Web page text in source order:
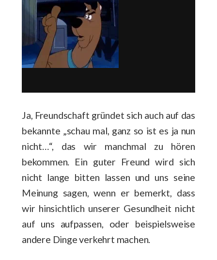
Ja, Freundschaft gründet sich auch auf das
bekannte „schau mal, ganz so ist es ja nun
nicht…“, das wir manchmal zu hören
bekommen. Ein guter Freund wird sich
nicht lange bitten lassen und uns seine
Meinung sagen, wenn er bemerkt, dass
wir hinsichtlich unserer Gesundheit nicht
auf uns aufpassen, oder beispielsweise
andere Dinge verkehrt machen.